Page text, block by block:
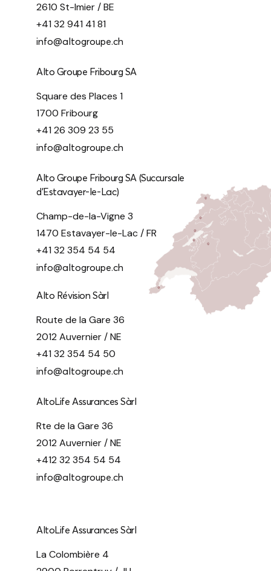
2610 St-Imier / BE
+41 32 941 41 81
info@altogroupe.ch
Alto Groupe Fribourg SA
Square des Places 1
1700 Fribourg
+41 26 309 23 55
info@altogroupe.ch
Alto Groupe Fribourg SA (Succursale
d’Estavayer-le-Lac)
Champ-de-la-Vigne 3
1470 Estavayer-le-Lac / FR
+41 32 354 54 54
info@altogroupe.ch
Alto Révision Sàrl
Route de la Gare 36
2012 Auvernier / NE
+41 32 354 54 50
info@altogroupe.ch
AltoLife Assurances Sàrl
Rte de la Gare 36
2012 Auvernier / NE
+412 32 354 54 54
info@altogroupe.ch
AltoLife Assurances Sàrl
La Colombière 4